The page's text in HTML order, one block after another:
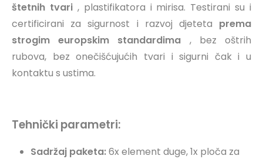
štetnih tvari, plastifikatora i mirisa. Testirani su i
certificirani za sigurnost i razvoj djeteta prema
strogim europskim standardima , bez oštrih
rubova, bez onečišćujućih tvari i sigurni čak i u
kontaktu s ustima.
Tehnički parametri:
Sadržaj paketa:6x element duge, 1x ploča za